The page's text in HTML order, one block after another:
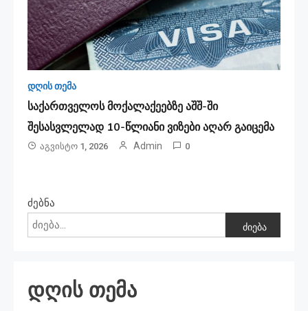
დღის თემა
საქართველოს მოქალაქეებზე აშშ-ში
შესასვლელად 10-წლიანი ვიზები აღარ გაიცემა
Აგვისტო 1, 2026 Admin 0
ძებნა
ძიება
დღის თემა